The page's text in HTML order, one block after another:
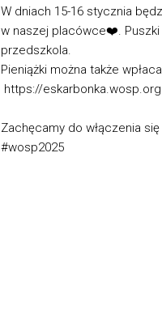
W dniach 15-16 stycznia
w naszej placówce❤️.
przedszkola.
Pieniążki można także
https://
Zachęcamy do włączenia
#wosp2025